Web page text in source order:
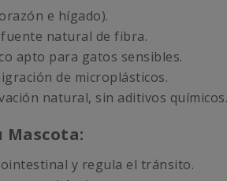
e hígado).
fuente natural de fibra.
apto para gatos sensibles.
de microplásticos.
natural, sin aditivos químicos.
Mascota:
y regula el tránsito.